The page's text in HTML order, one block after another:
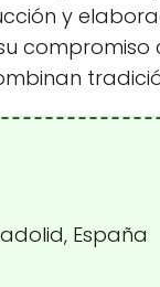
y
España